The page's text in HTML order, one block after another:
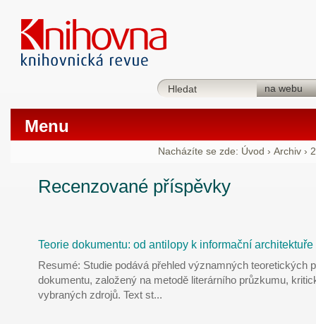
Menu
Nacházíte se zde: Úvod › Archiv ›
Recenzované příspěvky
Teorie dokumentu: od antilopy k informační architektuře
Resumé: Studie podává přehled významných teoretických
dokumentu, založený na metodě literárního průzkumu,
vybraných zdrojů. Text st...